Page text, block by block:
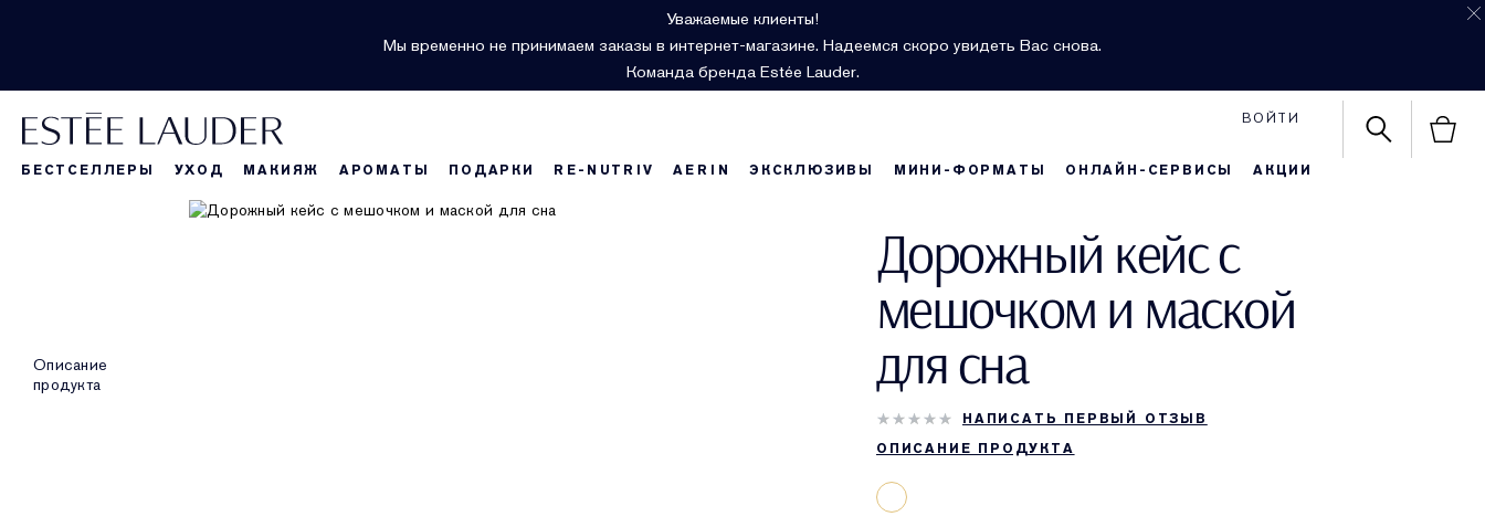
Уважаемые клиенты!
Мы временно не принимаем заказы в интернет-магазине. Надеемся скоро увидеть Вас снова.
Команда бренда Estée Lauder.
ВОЙТИ
БЕСТСЕЛЛЕРЫ УХОД МАКИЯЖ АРОМАТЫ ПОДАРКИ RE-NUTRIV AERIN ЭКСКЛЮЗИВЫ МИНИ-ФОРМАТЫ ОНЛАЙН-СЕРВИСЫ АКЦИИ
Описание
продукта
Дорожный кейс с
мешочком и маской
для сна
НАПИСАТЬ ПЕРВЫЙ ОТЗЫВ
ОПИСАНИЕ ПРОДУКТА